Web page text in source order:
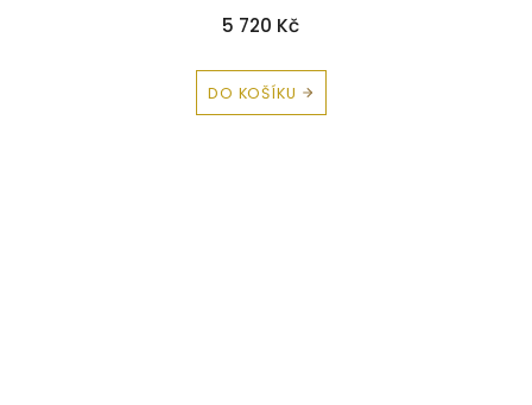
5 720 Kč
DO KOŠÍKU